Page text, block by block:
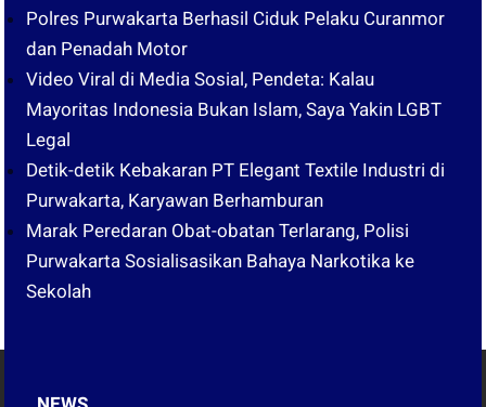
Polres Purwakarta Berhasil Ciduk Pelaku Curanmor
dan Penadah Motor
Video Viral di Media Sosial, Pendeta: Kalau
Mayoritas Indonesia Bukan Islam, Saya Yakin LGBT
Legal
Detik-detik Kebakaran PT Elegant Textile Industri di
Purwakarta, Karyawan Berhamburan
Marak Peredaran Obat-obatan Terlarang, Polisi
Purwakarta Sosialisasikan Bahaya Narkotika ke
Sekolah